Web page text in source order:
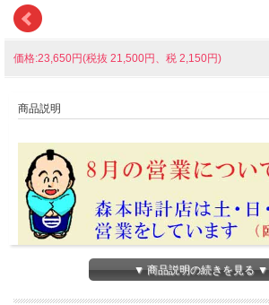
価格:23,650円(税抜 21,500円、税 2,150円)
商品説明
▼ 商品説明の続きを見る ▼